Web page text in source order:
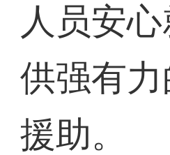
人员安
供强有
援助。